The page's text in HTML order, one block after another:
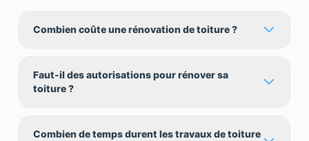
Combien coûte une rénovation de toiture ?
Faut-il des autorisations pour rénover sa
toiture ?
Combien de temps durent les travaux de toiture